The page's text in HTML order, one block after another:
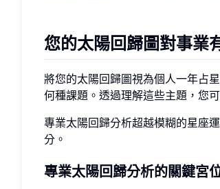
您的太陽回歸圖對事業
將您的太陽回歸圖視為個人一年占
何種課題。透過理解這些主題，您
專業太陽回歸分析超越模糊的星座
分。
專業太陽回歸分析的關鍵宮